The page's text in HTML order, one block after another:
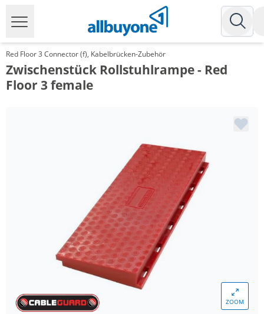
Red Floor 3 Connector (f), Kabelbrücken-Zubehör
Zwischenstück Rollstuhlrampe - Red
Floor 3 female
ZOOM